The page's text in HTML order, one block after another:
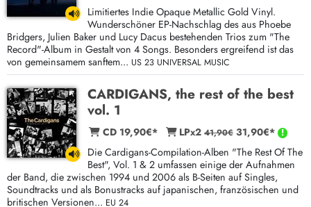
Limitiertes Indie Opaque Metallic Gold Vinyl.
Wunderschöner EP-Nachschlag des aus Phoebe
Bridgers, Julien Baker und Lucy Dacus bestehenden Trios zum "The
Record"-Album in Gestalt von 4 Songs. Besonders ergreifend ist das
von gemeinsamem sanftem... US 23 UNIVERSAL MUSIC
CARDIGANS, the rest of the best
vol. 1
CD 19,90€* LPx2 41,90€ 31,90€*
Die Cardigans-Compilation-Alben "The Rest Of The
Best", Vol. 1 & 2 umfassen einige der Aufnahmen
der Band, die zwischen 1994 und 2006 als B-Seiten auf Singles,
Soundtracks und als Bonustracks auf japanischen, französischen und
britischen Versionen... EU 24